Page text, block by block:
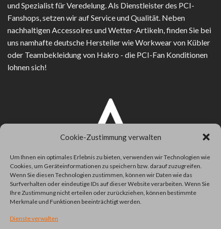
Cookie-Zustimmung verwalten
Um Ihnen ein optimales Erlebnis zu bieten, verwenden wir Technologien wie
Cookies, um Geräteinformationen zu speichern bzw. darauf zuzugreifen.
Wenn Sie diesen Technologien zustimmen, können wir Daten wie das
Surfverhalten oder eindeutige IDs auf dieser Website verarbeiten. Wenn Sie
Ihre Zustimmung nicht erteilen oder zurückziehen, können bestimmte
Merkmale und Funktionen beeinträchtigt werden.
Dienste verwalten
und Spezialist für Veredelung. Als Dienstleister des PCI-
Fanshops, setzen wir auf Service und Qualität. Neben
nachhaltigen Accessoires und Wetter-Artikeln, finden Sie bei
uns namhafte deutsche Hersteller wie Workwear von Kübler
oder Teambekleidung von Hakro - die PCI-Fan Konditionen
lohnen sich!